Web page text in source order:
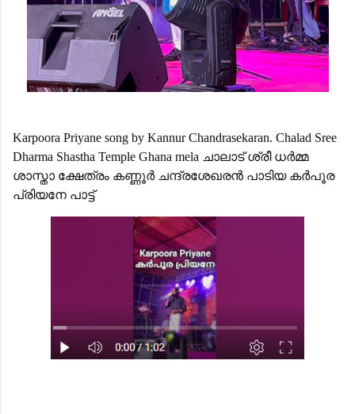
Karpoora Priyane song by Kannur Chandrasekaran. Chalad Sree
Dharma Shastha Temple Ghana mela ചാലാട് ശ്രീ ധർമ്മ
ശാസ്താ ക്ഷേത്രം കണ്ണൂർ ചന്ദ്രശേഖരൻ പാടിയ കർപൂര
പ്രിയനേ പാട്ട്